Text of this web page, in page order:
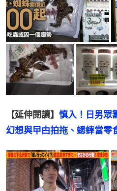
【延伸閱讀】 慎入！日男
幻想與曱甴拍拖、蟋蟀當零